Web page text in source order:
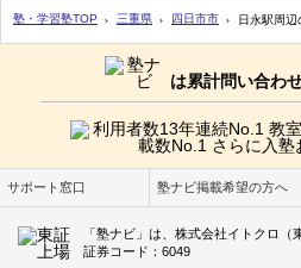
塾・学習塾TOP 三重県 四日市市 日永駅周辺
は累計問い合わ
サポート窓口 塾ナビ掲載希望の方へ
「塾ナビ」は、株式会社イトクロ（
証券コード：6049